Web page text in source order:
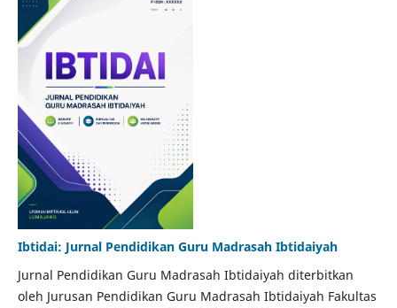
Ibtidai: Jurnal Pendidikan Guru Madrasah Ibtidaiyah
Jurnal Pendidikan Guru Madrasah Ibtidaiyah diterbitkan
oleh Jurusan Pendidikan Guru Madrasah Ibtidaiyah Fakultas